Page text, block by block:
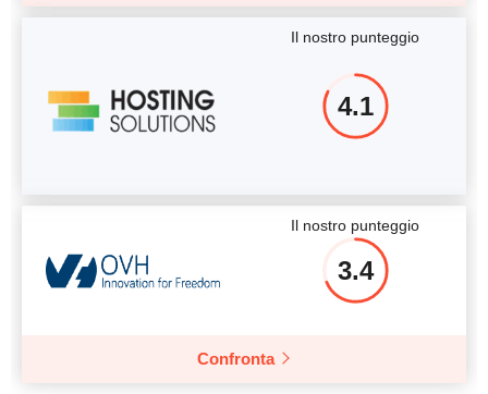
Il nostro punteggio
4.1
Il nostro punteggio
3.4
Confronta